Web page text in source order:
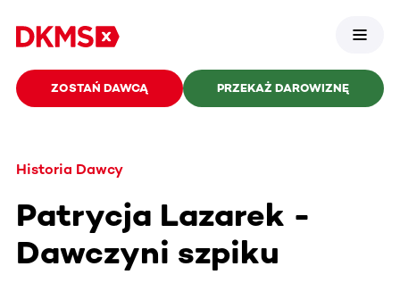
ZOSTAŃ DAWCĄ PRZEKAŻ DAROWIZNĘ
Historia Dawcy
Patrycja Lazarek -
Dawczyni szpiku